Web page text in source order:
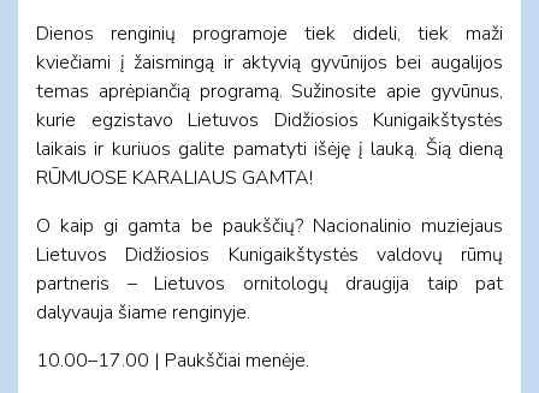
Dienos renginių programoje tiek dideli, tiek maži
kviečiami į žaismingą ir aktyvią gyvūnijos bei augalijos
temas aprėpiančią programą. Sužinosite apie gyvūnus,
kurie egzistavo Lietuvos Didžiosios Kunigaikštystės
laikais ir kuriuos galite pamatyti išėję į lauką. Šią dieną
RŪMUOSE KARALIAUS GAMTA!
O kaip gi gamta be paukščių? Nacionalinio muziejaus
Lietuvos Didžiosios Kunigaikštystės valdovų rūmų
partneris – Lietuvos ornitologų draugija taip pat
dalyvauja šiame renginyje.
10.00–17.00 | Paukščiai menėje.